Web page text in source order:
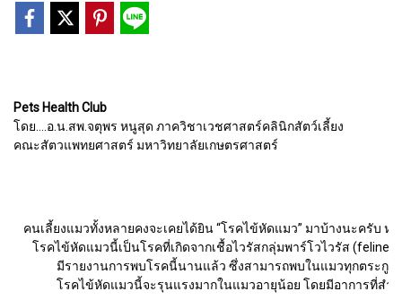
Pets Health Club
โดย....อ.น.สพ.จตุพร หนูสุด ภาควิชาเวชศาสตร์คลินิกสัตว์เลี้ยง
คณะสัตวแพทยศาสตร์ มหาวิทยาลัยเกษตรศาสตร์
คนเลี้ยงแมวทั้งหลายคงจะเคยได้ยิน “โรคไข้หัดแมว” มาบ้างนะครับ
โรคไข้หัดแมวนี้เป็นโรคที่เกิดจากเชื้อไวรัสกลุ่มพาร์โวไวรัส (feline
มีรายงานการพบโรคนี้นานแล้ว ซึ่งสามารถพบในแมวทุกตระกูล ไม่ว่า
โรคไข้หัดแมวนี้จะรุนแรงมากในแมวอายุน้อย โดยมีอาการที่สำคัญที่พ